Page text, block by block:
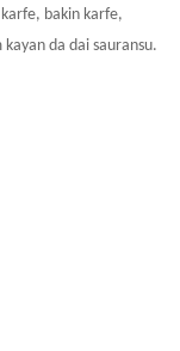
bakin karfe,
da dai sauransu.